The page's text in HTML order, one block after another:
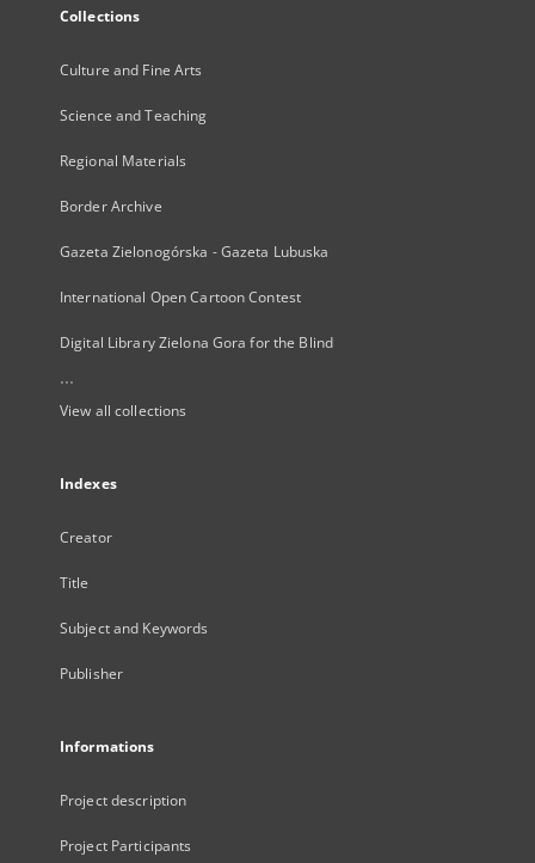
Collections
Culture and Fine Arts
Science and Teaching
Regional Materials
Border Archive
Gazeta Zielonogórska - Gazeta Lubuska
International Open Cartoon Contest
Digital Library Zielona Gora for the Blind
...
View all collections
Indexes
Creator
Title
Subject and Keywords
Publisher
Informations
Project description
Project Participants